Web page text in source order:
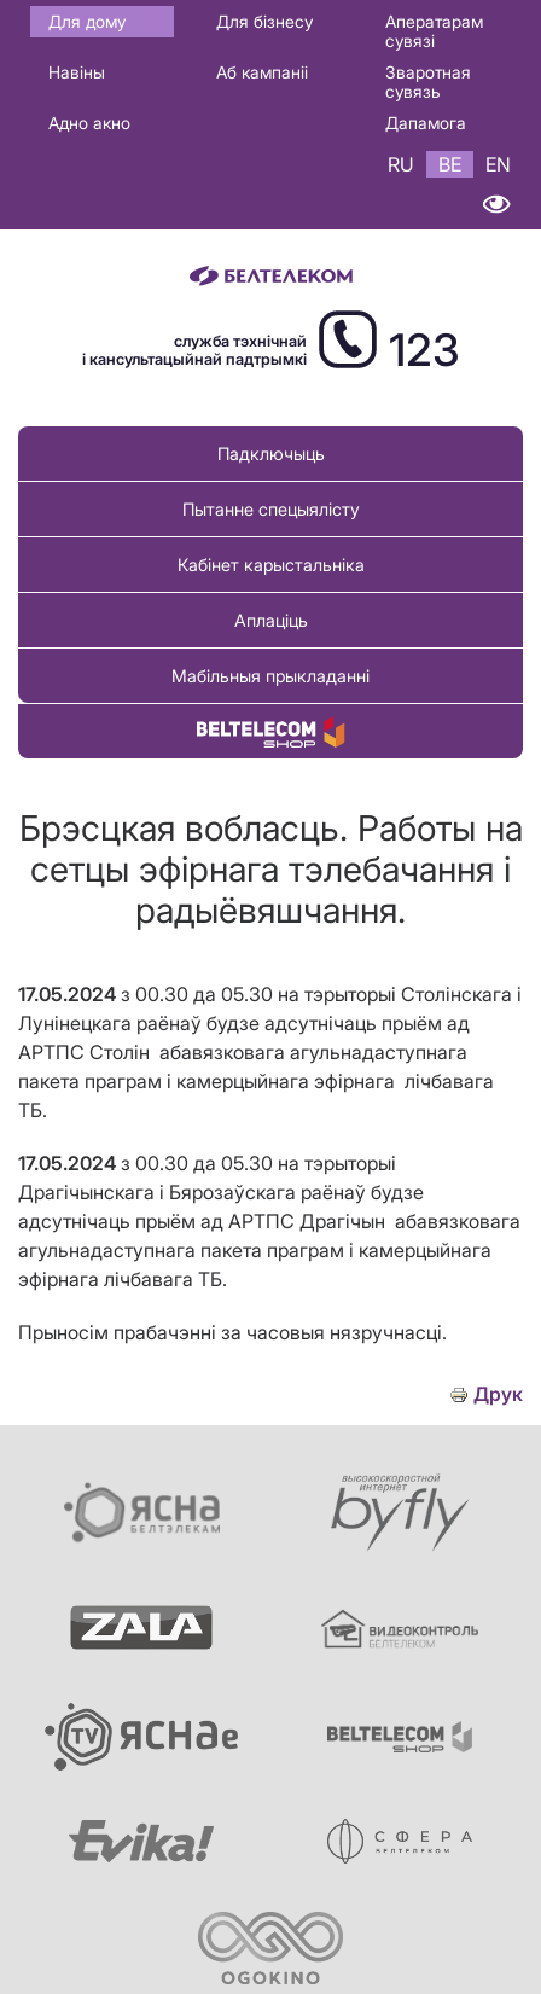
Основная
навигация
Для дому Для бізнесу
Аператарам
сувязі
Навіны
Аб кампаніі
Зваротная
сувязь
Адно акно
Дапамога
RU BE EN
служба тэхнічнай
і кансультацыйнай падтрымкі
123
Падключыць
Пытанне спецыялісту
Кабінет карыстальніка
Аплаціць
Мабільныя прыкладанні
Купіць тавар
Брэсцкая вобласць. Работы на
сетцы эфірнага тэлебачання і
радыёвяшчання.
17.05.2024 з 00.30 да 05.30 на тэрыторыі Столінскага і
Лунінецкага раёнаў будзе адсутнічаць прыём ад
АРТПС Столін абавязковага агульнадаступнага
пакета праграм і камерцыйнага эфірнага лічбавага
ТБ.
17.05.2024 з 00.30 да 05.30 на тэрыторыі
Драгічынскага і Бярозаўскага раёнаў будзе
адсутнічаць прыём ад АРТПС Драгічын абавязковага
агульнадаступнага пакета праграм і камерцыйнага
эфірнага лічбавага ТБ.
Прыносім прабачэнні за часовыя нязручнасці.
Друк